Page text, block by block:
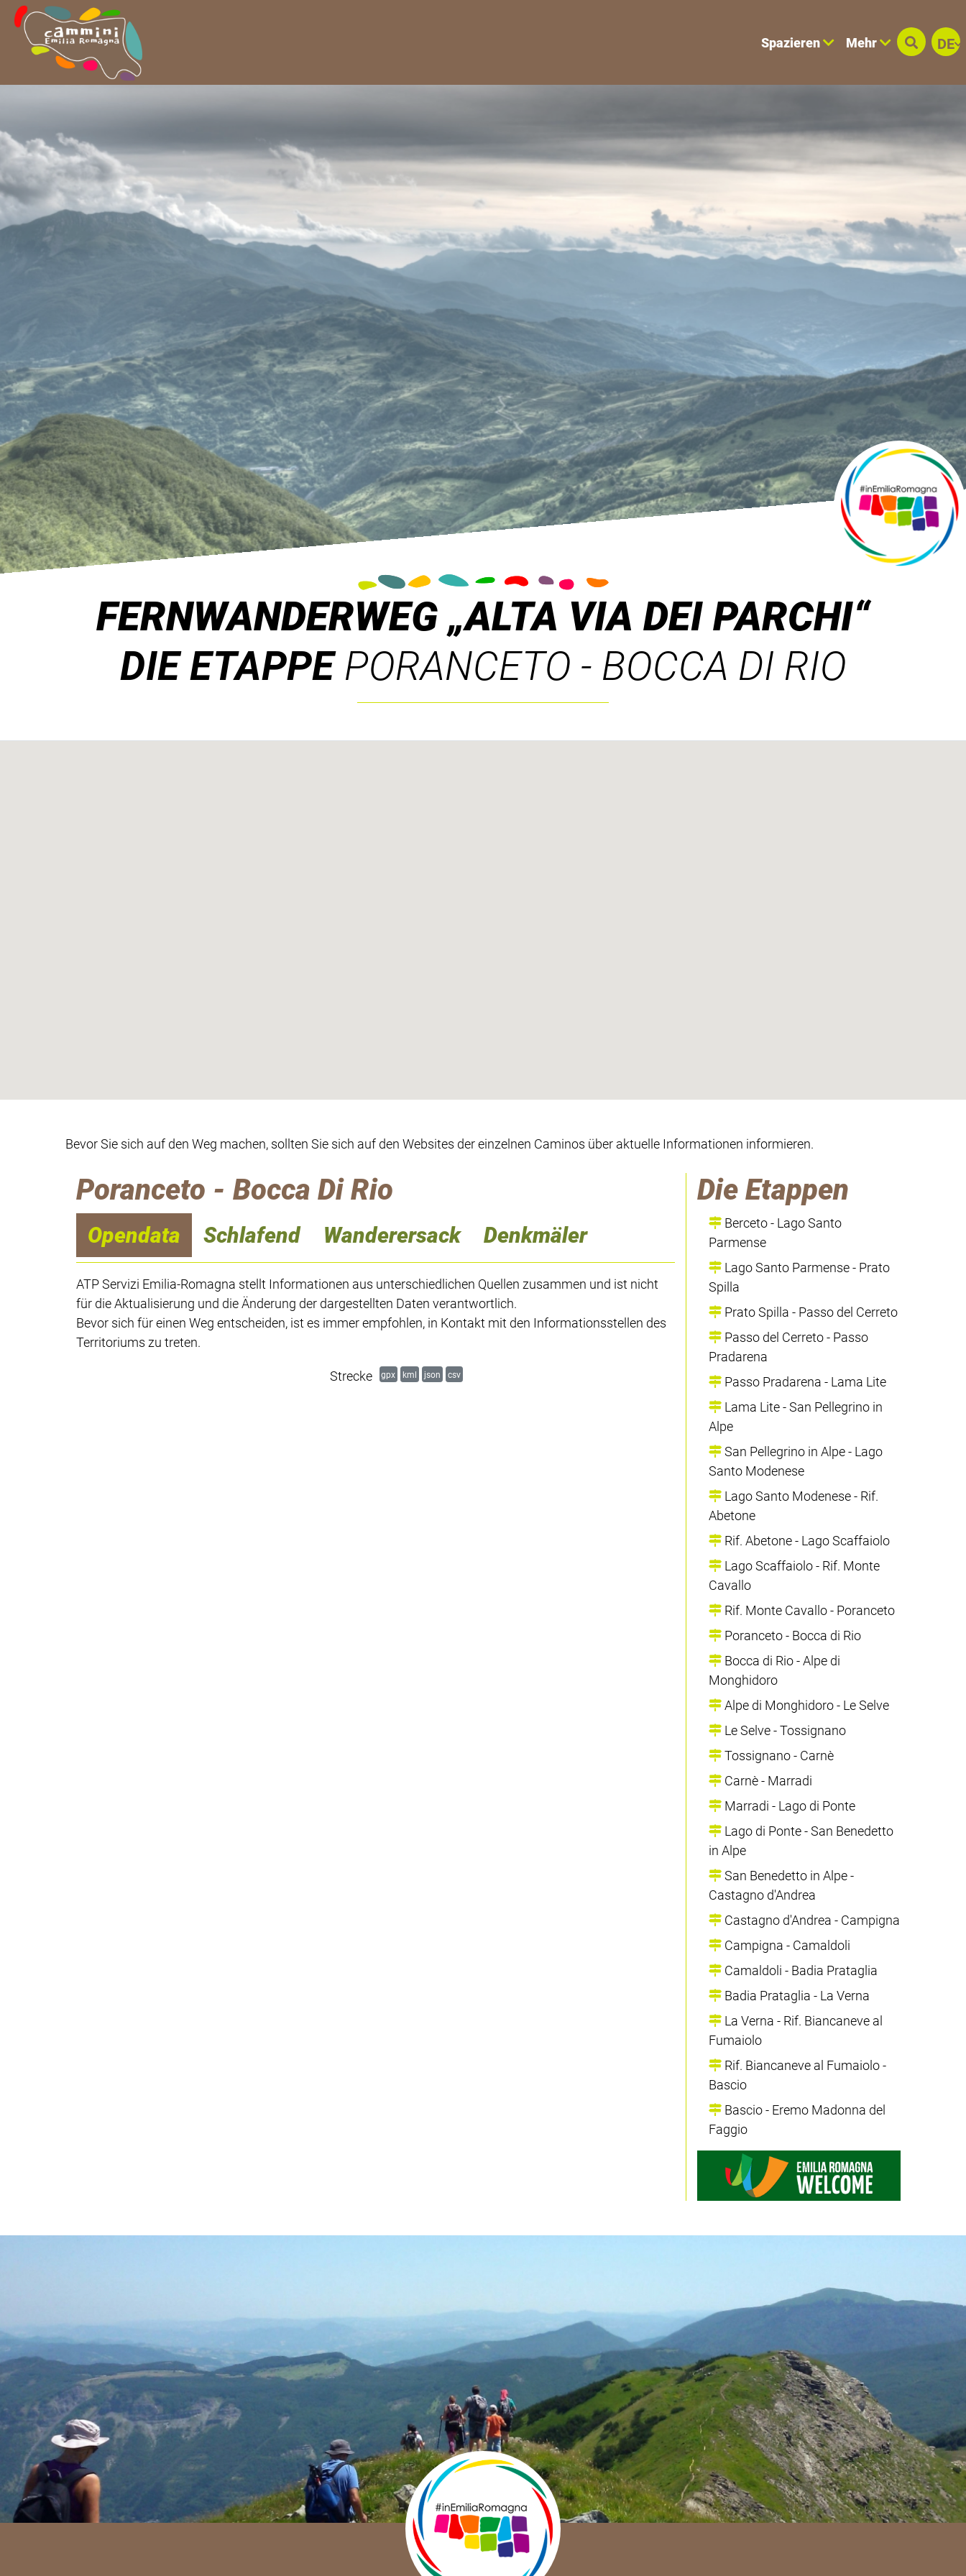
Spazieren Mehr DE
FERNWANDERWEG „ALTA VIA DEI PARCHI“
DIE ETAPPE PORANCETO - BOCCA DI RIO
Bevor Sie sich auf den Weg machen, sollten Sie sich auf den Websites der einzelnen Caminos über aktuelle Informationen informieren.
Poranceto - Bocca Di Rio
Opendata Schlafend Wanderersack Denkmäler
ATP Servizi Emilia-Romagna stellt Informationen aus unterschiedlichen Quellen zusammen und ist nicht
für die Aktualisierung und die Änderung der dargestellten Daten verantwortlich.
Bevor sich für einen Weg entscheiden, ist es immer empfohlen, in Kontakt mit den Informationsstellen des
Territoriums zu treten.
Strecke gpx kml json csv
Die Etappen
Berceto - Lago Santo
Parmense
Lago Santo Parmense - Prato
Spilla
Prato Spilla - Passo del Cerreto
Passo del Cerreto - Passo
Pradarena
Passo Pradarena - Lama Lite
Lama Lite - San Pellegrino in
Alpe
San Pellegrino in Alpe - Lago
Santo Modenese
Lago Santo Modenese - Rif.
Abetone
Rif. Abetone - Lago Scaffaiolo
Lago Scaffaiolo - Rif. Monte
Cavallo
Rif. Monte Cavallo - Poranceto
Poranceto - Bocca di Rio
Bocca di Rio - Alpe di
Monghidoro
Alpe di Monghidoro - Le Selve
Le Selve - Tossignano
Tossignano - Carnè
Carnè - Marradi
Marradi - Lago di Ponte
Lago di Ponte - San Benedetto
in Alpe
San Benedetto in Alpe -
Castagno d'Andrea
Castagno d'Andrea - Campigna
Campigna - Camaldoli
Camaldoli - Badia Prataglia
Badia Prataglia - La Verna
La Verna - Rif. Biancaneve al
Fumaiolo
Rif. Biancaneve al Fumaiolo -
Bascio
Bascio - Eremo Madonna del
Faggio